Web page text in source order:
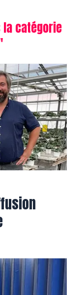
la catégorie